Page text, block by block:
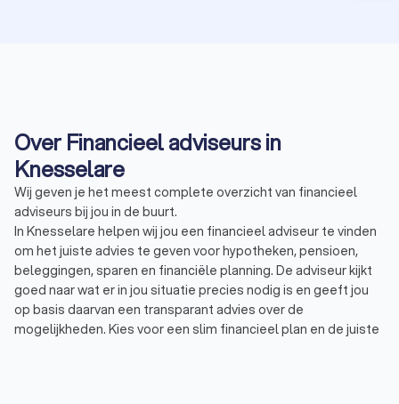
Over Financieel adviseurs in
Knesselare
Wij geven je het meest complete overzicht van financieel
adviseurs bij jou in de buurt.
In Knesselare helpen wij jou een financieel adviseur te vinden
om het juiste advies te geven voor hypotheken, pensioen,
beleggingen, sparen en financiële planning. De adviseur kijkt
goed naar wat er in jou situatie precies nodig is en geeft jou
op basis daarvan een transparant advies over de
mogelijkheden. Kies voor een slim financieel plan en de juiste